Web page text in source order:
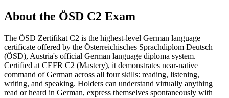
About the ÖSD C2 Exam
The ÖSD Zertifikat C2 is the highest-level German language
certificate offered by the Österreichisches Sprachdiplom Deutsch
(ÖSD), Austria's official German language diploma system.
Certified at CEFR C2 (Mastery), it demonstrates near-native
command of German across all four skills: reading, listening,
writing, and speaking. Holders can understand virtually anything
read or heard in German, express themselves spontaneously with